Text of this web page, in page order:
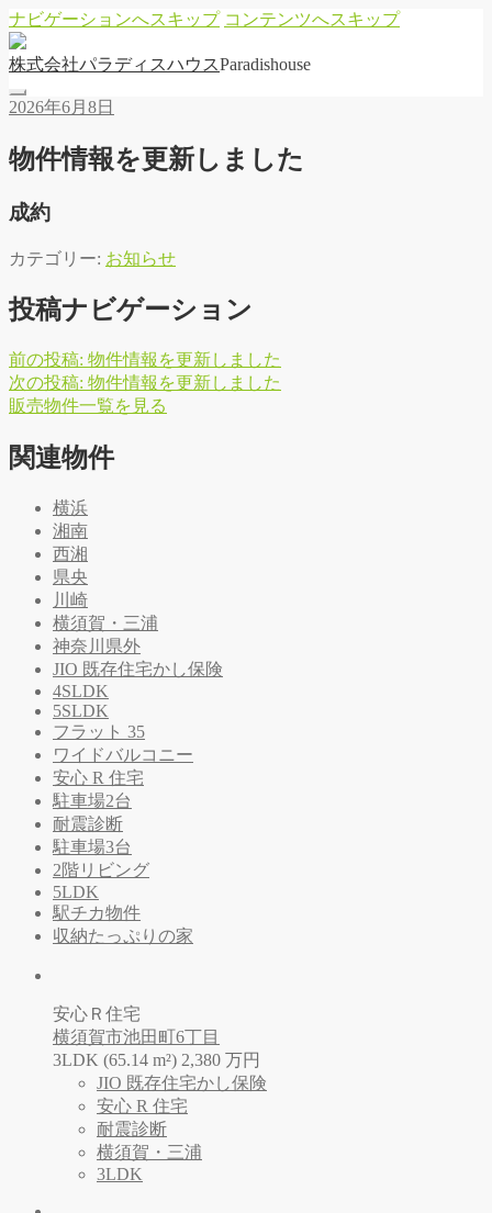
ナビゲーションへスキップ コンテンツへスキップ
株式会社パラディ スハウ スParadishouse
2026年6月8日
物件情報を更新しました
成約
カテゴリー: お知らせ
投稿ナビゲーション
前の投稿: 物件情報を更新しました
次の投稿: 物件情報を更新しました
販売物件一覧を 見る
関連物件
横浜
湘南
西湘
県央
川崎
横須賀・三浦
神奈川県外
JIO 既存住宅かし保険
4SLDK
5SLDK
フラット 35
ワイドバルコニー
安心 R 住宅
駐車場2台
耐震診断
駐車場3台
2階リビング
5LDK
駅チカ物件
収納たっぷりの家
安心Ｒ住宅
横須賀市池田町6丁目
3LDK (65.14 m²) 2,380 万円
JIO 既存住宅かし保険
安心 R 住宅
耐震診断
横須賀・三浦
3LDK